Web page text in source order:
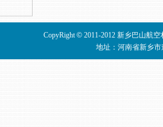
CopyRight©2011-2012 新乡巴山航
地址：河南省新乡